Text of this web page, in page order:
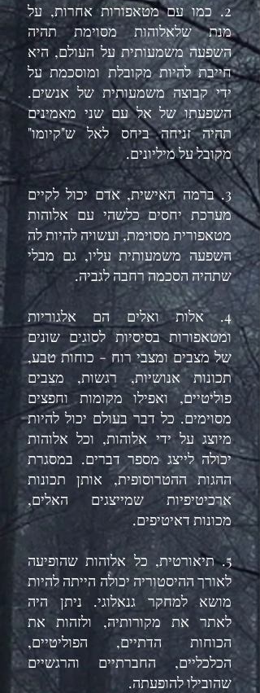
2. כמו עם מטאפורות אחרות, על
מנת שלאלוהות מסוימת תהיה
השפעה משמעותית על העולם, היא
חייבת להיות מקובלת ומוסכמת על
ידי קבוצה משמעותית של אנשים.
השפעתו של אל עם שני מאמינים
תהיה זניחה ביחס לאל ש"קיומו"
מקובל על מיליונים.
3. ברמה האישית, אדם יכול לקיים
מערכת יחסים כלשהי עם אלוהות
מטאפורית מסוימת, ועשויה להיות לה
השפעה משמעותית עליו, גם מבלי
שתהיה הסכמה רחבה לגביה.
4. אלות ואלים הם אלגוריות
ומטאפורות בסיסיות לסוגים שונים
של מצבים ומצבי רוח - כוחות טבע,
תכונות אנושיות, רגשות, מצבים
פוליטיים, ואפילו מקומות וחפצים
מסוימים. כל דבר בעולם יכול להיות
מיוצג על ידי אלוהות, וכל אלוהות
יכולה לייצג מספר דברים. במסגרת
ההגות ההטרוסופית, אותן תכונות
ארכיטיפיות שמייצגים האלים,
מכונות דאיטיפים.
5. תיאורטית, כל אלוהות שהופיעה
לאורך ההיסטוריה יכולה הייתה להיות
מושא למחקר גנאלוגי. ניתן היה
לאתר את מקורותיה, ולזהות את
הכוחות הדתיים, הפוליטיים,
הכלכליים, החברתיים והרגשיים
שהובילו להופעתה.